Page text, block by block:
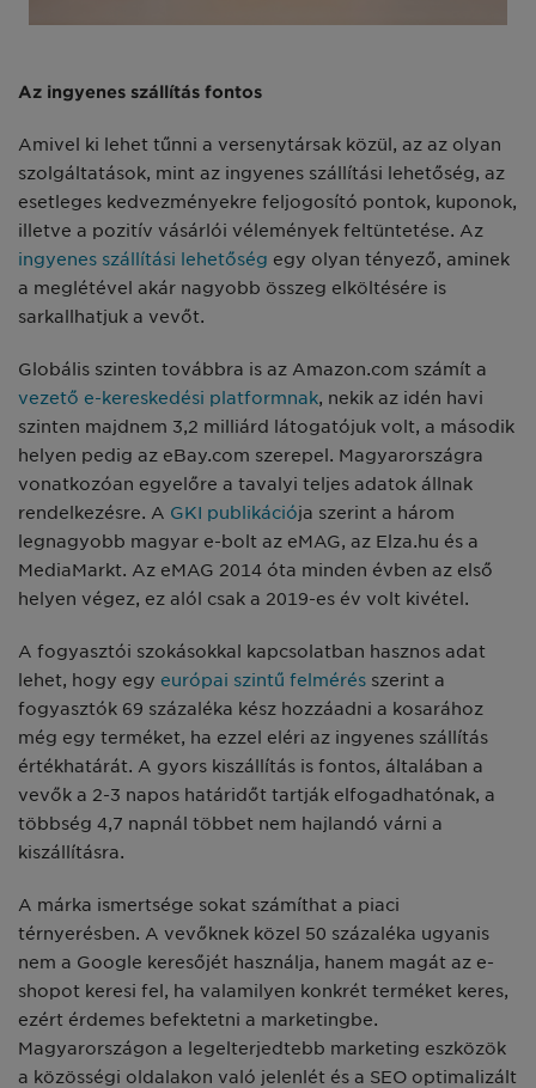
Az ingyenes szállítás fontos
Amivel ki lehet tűnni a versenytársak közül, az az olyan
szolgáltatások, mint az ingyenes szállítási lehetőség, az
esetleges kedvezményekre feljogosító pontok, kuponok,
illetve a pozitív vásárlói vélemények feltüntetése. Az
ingyenes szállítási lehetőség egy olyan tényező, aminek
a meglétével akár nagyobb összeg elköltésére is
sarkallhatjuk a vevőt.
Globális szinten továbbra is az Amazon.com számít a
vezető e-kereskedési platformnak, nekik az idén havi
szinten majdnem 3,2 milliárd látogatójuk volt, a második
helyen pedig az eBay.com szerepel. Magyarországra
vonatkozóan egyelőre a tavalyi teljes adatok állnak
rendelkezésre. A GKI publikációja szerint a három
legnagyobb magyar e-bolt az eMAG, az Elza.hu és a
MediaMarkt. Az eMAG 2014 óta minden évben az első
helyen végez, ez alól csak a 2019-es év volt kivétel.
A fogyasztói szokásokkal kapcsolatban hasznos adat
lehet, hogy egy európai szintű felmérés szerint a
fogyasztók 69 százaléka kész hozzáadni a kosarához
még egy terméket, ha ezzel eléri az ingyenes szállítás
értékhatárát. A gyors kiszállítás is fontos, általában a
vevők a 2-3 napos határidőt tartják elfogadhatónak, a
többség 4,7 napnál többet nem hajlandó várni a
kiszállításra.
A márka ismertsége sokat számíthat a piaci
térnyerésben. A vevőknek közel 50 százaléka ugyanis
nem a Google keresőjét használja, hanem magát az e-
shopot keresi fel, ha valamilyen konkrét terméket keres,
ezért érdemes befektetni a marketingbe.
Magyarországon a legelterjedtebb marketing eszközök
a közösségi oldalakon való jelenlét és a SEO optimalizált